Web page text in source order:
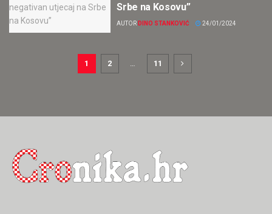
Srbe na Kosovu”
AUTOR DINO STANKOVIĆ 24/01/2024
1 2 … 11